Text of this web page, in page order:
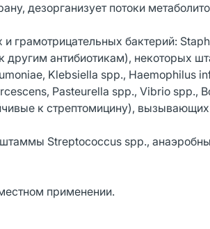
дезорганизует потоки
грамотрицательных бактерий:
антибиотикам), некоторых
Klebsiella spp., Haemophilus
Pasteurella spp., Vibrio spp.,
к стрептомицину),
Streptococcus spp.,
применении.